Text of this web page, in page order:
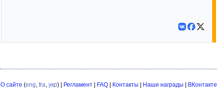
О сайте (eng, fra, укр) | Регламент| FAQ| Контакты Наши награды ВКонтакте